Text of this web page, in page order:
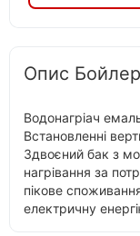
Опис
Водонагріач
Встановленні
Здвоєний бак з
нагрівання за
пікове
електричну